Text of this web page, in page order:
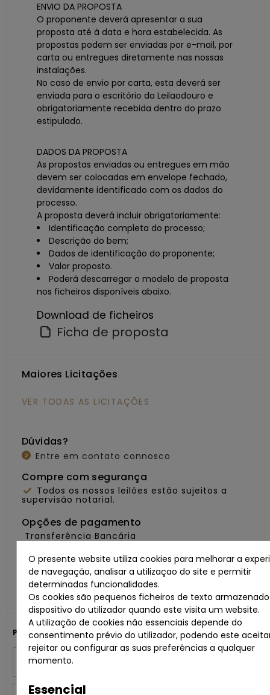
O presente website utiliza cookies para melhorar a
de navegação, analisar a utilizaçao do site e permitir
determinadas funcionalidades.
Os cookies são pequenos ficheiros de texto
dispositivo do utilizador quando este visita um website.
A utilização de cookies não essenciais depende do
consentimento prévio do utilizador, podendo este
rejeitar ou configurar as suas preferências a qualquer
momento.
Essencial
ENVIO DA PROPOSTA
O proponente deverá apresentar a sua
proposta até à data e hora estabelecida. As
propostas podem ser enviadas por e-mail, por
carta ou entregues diretamente nas nossas
instalações.
No caso de envio por carta, esta deverá ser
enviada para o escritório da Leilaodouro e
obrigatoriamente recebida dentro do prazo
estipulado.
DADOS DA PROPOSTA
As propostas enviadas ou entregues em mão
devem ser colocadas em envelope fechado,
devidamente identificado com os dados do
processo.
A proposta deverá incluir obrigatoriamente:
Identificação completa do processo;
Descrição do bem;
Dados de identificação do proponente;
Valor proposto.
Poderá descarregar o modelo de proposta
nos ficheiros disponíveis abaixo.
Download de ficheiros
Ficha de proposta
Maiores Licitações
VER TODAS AS LICITAÇÕES
Dúvidas?
? Entre em contato connosco
Compre com segurança
Todos os nossos leilões estão sujeitos a
supervisão notarial.
Opções de pagamento
Transferência Bancária
Partilhe com os seus amigos
Para mais informações:
Nome
Email